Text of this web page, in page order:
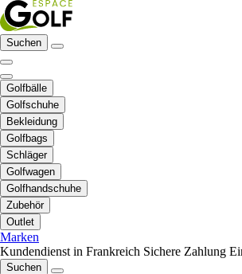
Suchen
Golfbälle
Golfschuhe
Bekleidung
Golfbags
Schläger
Golfwagen
Golfhandschuhe
Zubehör
Outlet
Marken
Kundendienst in Frankreich Sichere Zahlung
Suchen